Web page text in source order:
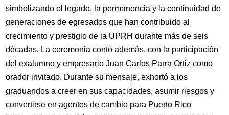
simbolizando el legado, la permanencia y la continuidad de
generaciones de egresados que han contribuido al
crecimiento y prestigio de la UPRH durante más de seis
décadas. La ceremonia contó además, con la participación
del exalumno y empresario Juan Carlos Parra Ortiz como
orador invitado. Durante su mensaje, exhortó a los
graduandos a creer en sus capacidades, asumir riesgos y
convertirse en agentes de cambio para Puerto Rico